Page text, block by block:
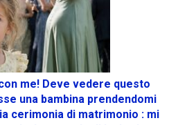
me! Deve vedere questo
una bambina prendendomi
cerimonia di matrimonio : mi